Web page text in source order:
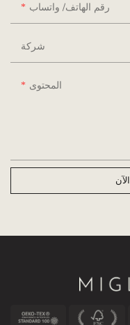
رقم الهاتف/ واتساب
شركة
المحتوى